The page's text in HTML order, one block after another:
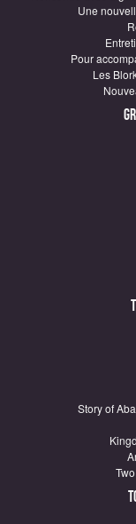
Une
Pour
Les
Story of